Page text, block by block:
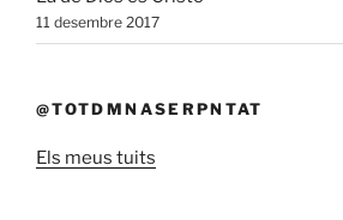
11 desembre 2017
@TOTDMNASERPNTAT
Els meus tuits